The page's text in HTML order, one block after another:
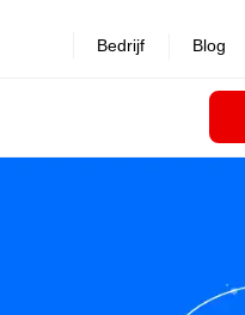
Bedrijf Blog